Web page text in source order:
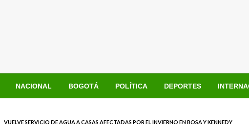
NACIONAL BOGOTÁ POLÍTICA DEPORTES
VUELVE SERVICIO DE AGUA A CASAS AFECTADAS POR EL INVIERNO EN BOSA Y KENNEDY